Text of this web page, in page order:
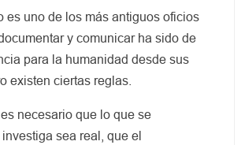
es uno de los más antiguos oficios
y comunicar ha sido de
para la humanidad desde sus
existen ciertas reglas.
necesario que lo que se
sea real, que el